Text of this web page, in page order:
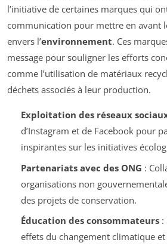
l’initiative de certaines marques qui
communication pour mettre en avant
envers l’environnement. Ces
message pour souligner les efforts
comme l’utilisation de matériaux
déchets associés à leur production.
Exploitation des réseaux
d’Instagram et de Facebook pour
inspirantes sur les initiatives
Partenariats avec des ONG :
organisations non
des projets de conservation.
Éducation des consommateurs:
effets du changement climatique et